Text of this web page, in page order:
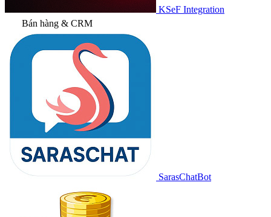
KSeF Integration
Bán hàng & CRM
SarasChatBot